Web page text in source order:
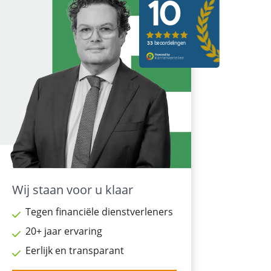
Wij staan voor u klaar
Tegen financiële dienstverleners
20+ jaar ervaring
Eerlijk en transparant